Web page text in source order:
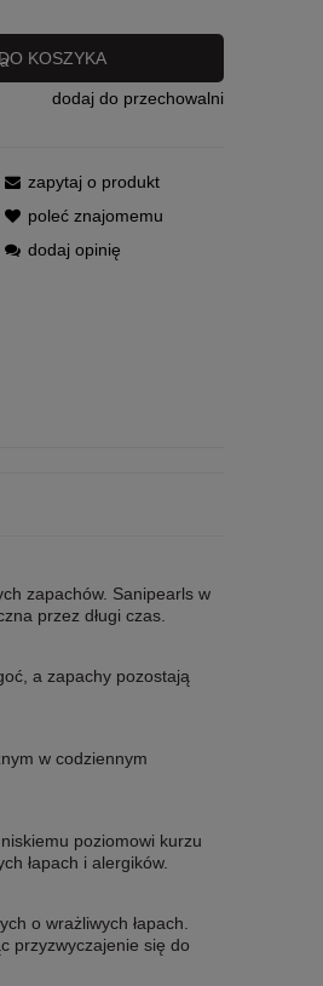
KOSZYKA
dodaj do przechowalni
zapytaj o produkt
poleć znajomemu
dodaj opinię
zapachów. Sanipearls w
przez długi czas.
a zapachy pozostają
w codziennym
poziomowi kurzu
łapach i alergików.
o wrażliwych łapach.
przyzwyczajenie się do